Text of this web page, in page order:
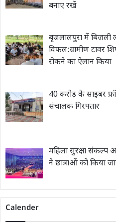
बनाए रखें
बृजलालपुरा में बिजली
विफल:ग्रामीण टावर
रोकने का ऐलान किया
40 करोड़ के साइबर
संचालक गिरफ्तार
महिला सुरक्षा संकल्प
ने छात्राओं को किया
Calender